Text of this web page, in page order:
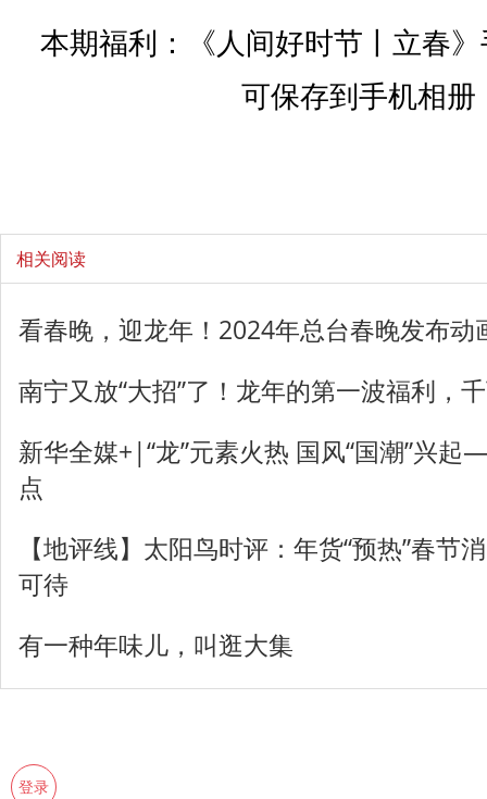
本期福利：《人间好时节丨立春
可保存到手机相册
相关阅读
看春晚，迎龙年！2024年总台春晚发布动
南宁又放“大招”了！龙年的第一波福利，
新华全媒+|“龙”元素火热 国风“国潮”兴
点
【地评线】太阳鸟时评：年货“预热”春节
可待
有一种年味儿，叫逛大集
登录